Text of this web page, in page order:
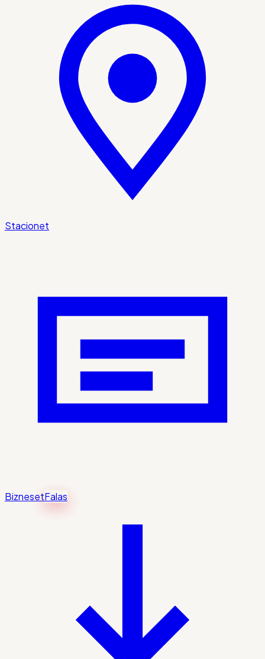
Stacionet
BiznesetFalas